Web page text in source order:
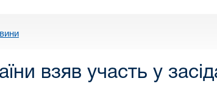
взяв участь у